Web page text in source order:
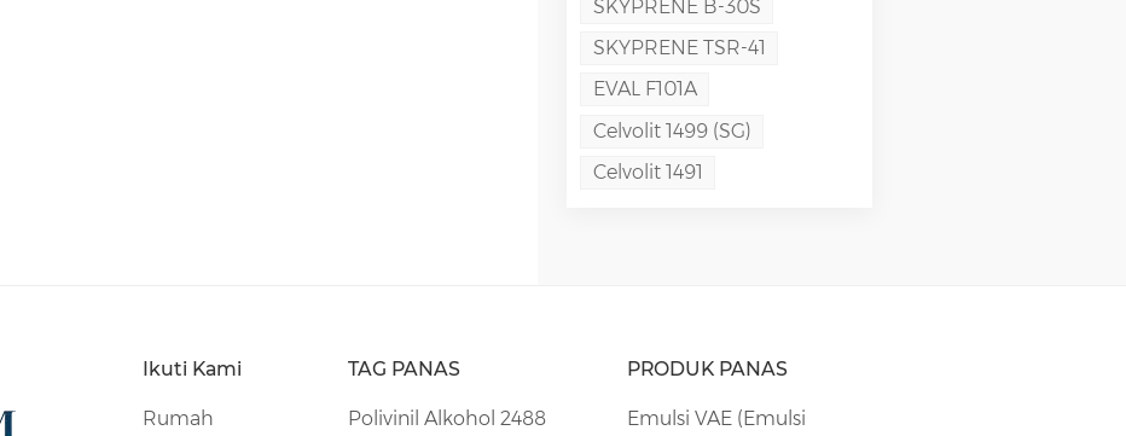
SKYPRENE B-30S
SKYPRENE TSR-41
EVAL F101A
Celvolit 1499 (SG)
Celvolit 1491
Ikuti Kami
Rumah
TAG PANAS
Polivinil Alkohol 2488
PRODUK PANAS
Emulsi VAE (Emulsi